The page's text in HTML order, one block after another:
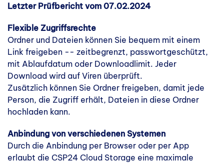
Letzter Prüfbericht vom 07.02.2024
Flexible Zugriffsrechte
Ordner und Dateien können Sie bequem mit einem
Link freigeben -- zeitbegrenzt, passwortgeschützt,
mit Ablaufdatum oder Downloadlimit. Jeder
Download wird auf Viren überprüft.
Zusätzlich können Sie Ordner freigeben, damit jede
Person, die Zugriff erhält, Dateien in diese Ordner
hochladen kann.
Anbindung von verschiedenen Systemen
Durch die Anbindung per Browser oder per App
erlaubt die CSP24 Cloud Storage eine maximale